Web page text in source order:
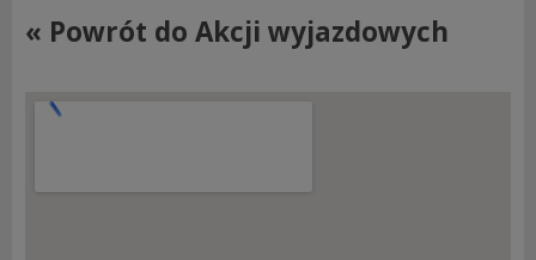
« Powrót do Akcji wyjazdowych